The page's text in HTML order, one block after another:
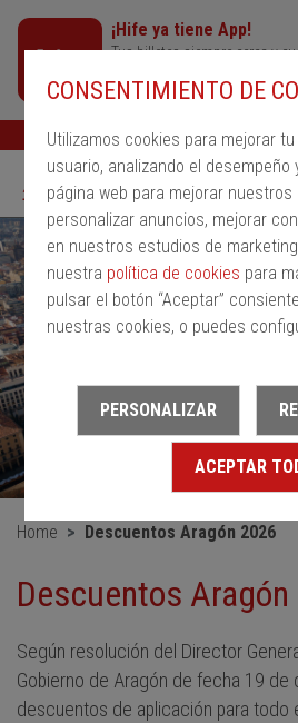
CONSENTIMIENTO DE
Utilizamos cookies para mejorar
usuario, analizando el
página web para mejorar nuestros
personalizar anuncios, mejorar
en nuestros estudios de
nuestra política de cookies para
pulsar el botón “Aceptar”
nuestras cookies, o puedes
PERSONALIZAR
ACEPTAR
¡Hife ya tiene App!
Tus billetes siempre cerca y
Buscar
Home Descuentos Aragón 2026
Descuentos
Según resolución del Director
Gobierno de Aragón de fecha 19 de
descuentos de aplicación para todo